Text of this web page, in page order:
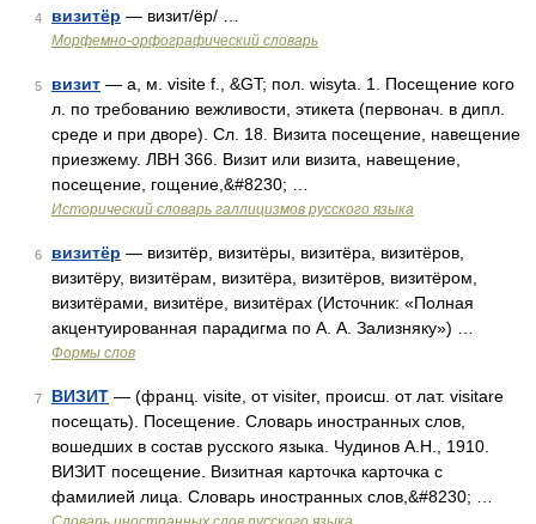
4 визитёр — визит/ёр/ …
Морфемно-орфографический словарь
5 визит — а, м. visite f., &GT; пол. wisyta. 1. Посещение кого
л. по требованию вежливости, этикета (первонач. в дипл.
среде и при дворе). Сл. 18. Визита посещение, навещение
приезжему. ЛВН 366. Визит или визита, навещение,
посещение, гощение,&#8230; …
Исторический словарь галлицизмов русского языка
6 визитёр — визитёр, визитёры, визитёра, визитёров,
визитёру, визитёрам, визитёра, визитёров, визитёром,
визитёрами, визитёре, визитёрах (Источник: «Полная
акцентуированная парадигма по А. А. Зализняку») …
Формы слов
7 ВИЗИТ — (франц. visite, от visiter, происш. от лат. visitare
посещать). Посещение. Словарь иностранных слов,
вошедших в состав русского языка. Чудинов А.Н., 1910.
ВИЗИТ посещение. Визитная карточка карточка с
фамилией лица. Словарь иностранных слов,&#8230; …